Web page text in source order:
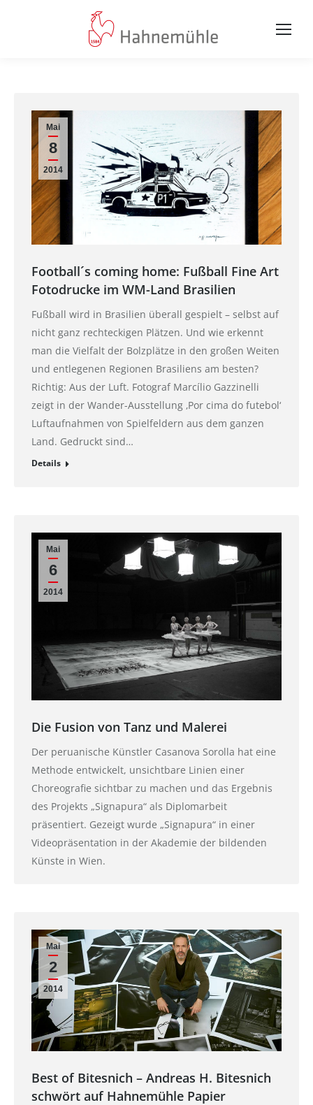
Mai
8
2014
Football´s coming home: Fußball Fine Art
Fotodrucke im WM-Land Brasilien
Fußball wird in Brasilien überall gespielt – selbst auf
nicht ganz rechteckigen Plätzen. Und wie erkennt
man die Vielfalt der Bolzplätze in den großen Weiten
und entlegenen Regionen Brasiliens am besten?
Richtig: Aus der Luft. Fotograf Marcílio Gazzinelli
zeigt in der Wander-Ausstellung ‚Por cima do futebol‘
Luftaufnahmen von Spielfeldern aus dem ganzen
Land. Gedruckt sind…
Details
Mai
6
2014
Die Fusion von Tanz und Malerei
Der peruanische Künstler Casanova Sorolla hat eine
Methode entwickelt, unsichtbare Linien einer
Choreografie sichtbar zu machen und das Ergebnis
des Projekts „Signapura“ als Diplomarbeit
präsentiert. Gezeigt wurde „Signapura“ in einer
Videopräsentation in der Akademie der bildenden
Künste in Wien.
Mai
2
2014
Best of Bitesnich – Andreas H. Bitesnich
schwört auf Hahnemühle Papier